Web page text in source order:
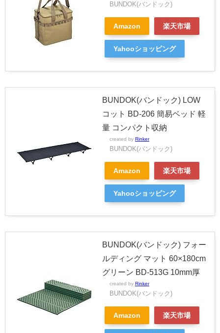
BUNDOK(バンドック)
Amazon 楽天市場
Yahooショッピング
BUNDOK(バンドック) LOW
コット BD-206 簡易ベッド 軽
量 コンパクト収納
created by Rinker
BUNDOK(バンドック)
Amazon 楽天市場
Yahooショッピング
BUNDOK(バンドック) フォー
ルディング マット 60×180cm
グリーン BD-513G 10mm厚
created by Rinker
BUNDOK(バンドック)
Amazon 楽天市場